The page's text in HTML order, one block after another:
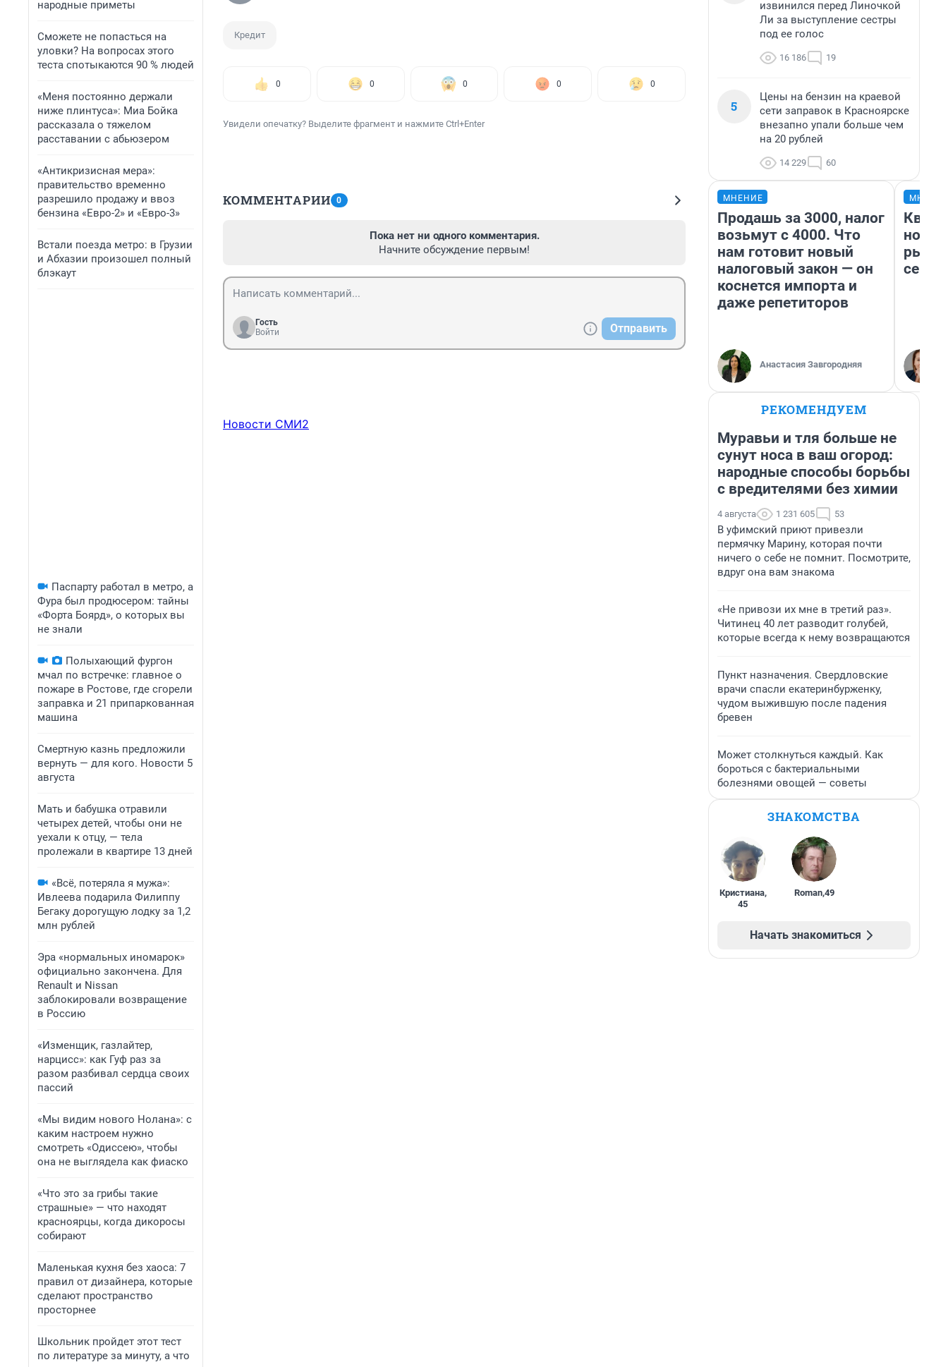
народные приметы
Сможете не попасться на
уловки? На вопросах этого
теста спотыкаются 90 % людей
«Меня постоянно держали
ниже плинтуса»: Миа Бойка
рассказала о тяжелом
расставании с абьюзером
«Антикризисная мера»:
правительство временно
разрешило продажу и ввоз
бензина «Евро-2» и «Евро-3»
Встали поезда метро: в Грузии
и Абхазии произошел полный
блэкаут
Паспарту работал в метро, а
Фура был продюсером: тайны
«Форта Боярд», о которых вы
не знали
Полыхающий фургон
мчал по встречке: главное о
пожаре в Ростове, где сгорели
заправка и 21 припаркованная
машина
Смертную казнь предложили
вернуть — для кого. Новости 5
августа
Мать и бабушка отравили
четырех детей, чтобы они не
уехали к отцу, — тела
пролежали в квартире 13 дней
«Всё, потеряла я мужа»:
Ивлеева подарила Филиппу
Бегаку дорогущую лодку за 1,2
млн рублей
Эра «нормальных иномарок»
официально закончена. Для
Renault и Nissan
заблокировали возвращение
в Россию
«Изменщик, газлайтер,
нарцисс»: как Гуф раз за
разом разбивал сердца своих
пассий
«Мы видим нового Нолана»: с
каким настроем нужно
смотреть «Одиссею», чтобы
она не выглядела как фиаско
«Что это за грибы такие
страшные» — что находят
красноярцы, когда дикоросы
собирают
Маленькая кухня без хаоса: 7
правил от дизайнера, которые
сделают пространство
просторнее
Школьник пройдет этот тест
по литературе за минуту, а что
Кредит
0 0 0 0 0
Увидели опечатку? Выделите фрагмент и нажмите Ctrl+Enter
КОММЕНТАРИИ 0
Пока нет ни одного комментария.
Начните обсуждение первым!
Гость
Войти
Отправить
Новости СМИ2
извинился перед Линочкой
Ли за выступление сестры
под ее голос
16 186 19
5
Цены на бензин на краевой
сети заправок в Красноярске
внезапно упали больше чем
на 20 рублей
14 229 60
МНЕНИЕ
Продашь за 3000, налог
возьмут с 4000. Что
нам готовит новый
налоговый закон — он
коснется импорта и
даже репетиторов
Анастасия Завгородняя
но
РЕКОМЕНДУЕМ
Муравьи и тля больше не
сунут носа в ваш огород:
народные способы борьбы
с вредителями без химии
4 августа 1 231 605 53
В уфимский приют привезли
пермячку Марину, которая почти
ничего о себе не помнит. Посмотрите,
вдруг она вам знакома
«Не привози их мне в третий раз».
Читинец 40 лет разводит голубей,
которые всегда к нему возвращаются
Пункт назначения. Свердловские
врачи спасли екатеринбурженку,
чудом выжившую после падения
бревен
Может столкнуться каждый. Как
бороться с бактериальными
болезнями овощей — советы
ЗНАКОМСТВА
Кристиана,
45
Roman,49
Начать знакомиться